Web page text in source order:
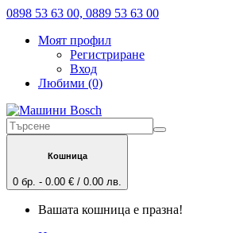
0898 53 63 00, 0889 53 63 00
Моят профил
Регистриране
Вход
Любими (0)
Кошница
0 бр. - 0.00 € / 0.00 лв.
Вашата кошница е празна!